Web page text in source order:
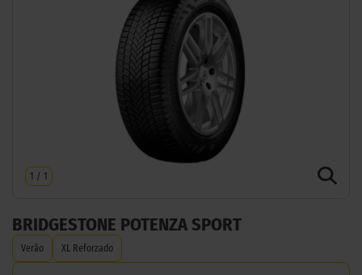
1 / 1
BRIDGESTONE POTENZA SPORT
Verão XL Reforzado